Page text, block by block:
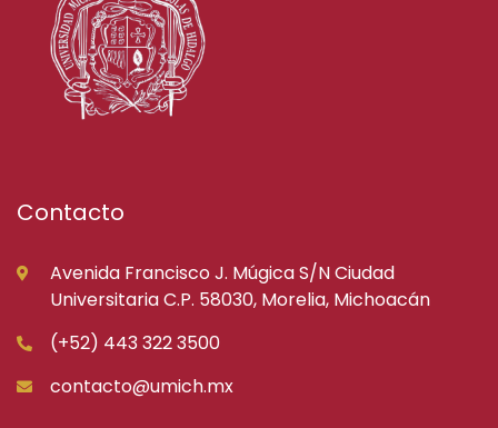
Contacto
Avenida Francisco J. Múgica S/N Ciudad
Universitaria C.P. 58030, Morelia, Michoacán
(+52) 443 322 3500
contacto@umich.mx